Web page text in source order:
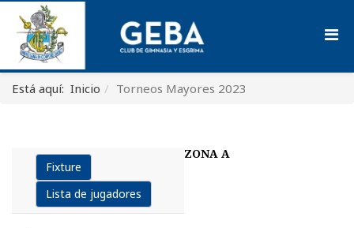
Está aquí: Inicio Torneos Mayores 2023
Fixture
Lista de jugadores
ZONA A